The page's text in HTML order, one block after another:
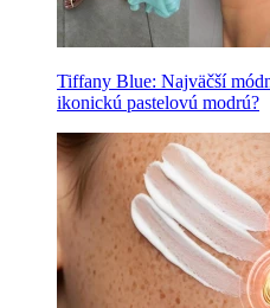
Tiffany Blue: Najväčší
ikonickú pastelovú modrú?